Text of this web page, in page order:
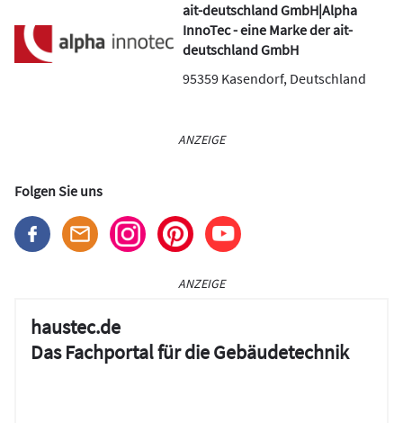
ait-deutschland GmbH|Alpha
InnoTec - eine Marke der ait-
deutschland GmbH
95359 Kasendorf, Deutschland
ANZEIGE
Folgen Sie uns
ANZEIGE
haustec.de
Das Fachportal für die Gebäudetechnik